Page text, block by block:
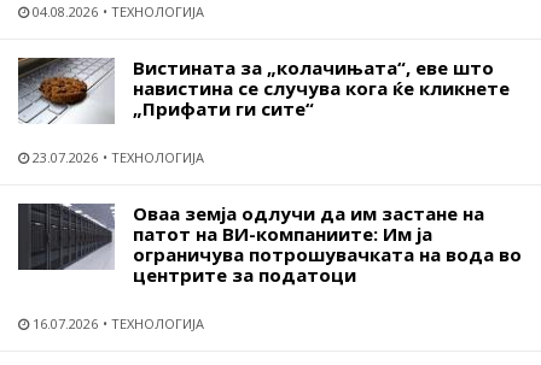
04.08.2026 ТЕХНОЛОГИЈА
Вистината за „колачињата“, еве што
навистина се случува кога ќе кликнете
„Прифати ги сите“
23.07.2026 ТЕХНОЛОГИЈА
Оваа земја одлучи да им застане на
патот на ВИ-компаниите: Им ја
ограничува потрошувачката на вода во
центрите за податоци
16.07.2026 ТЕХНОЛОГИЈА